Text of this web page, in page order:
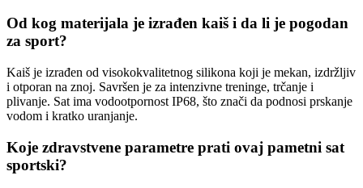
Od kog materijala je izrađen kaiš i da li je pogodan
za sport?
Kaiš je izrađen od visokokvalitetnog silikona koji je mekan, izdržljiv
i otporan na znoj. Savršen je za intenzivne treninge, trčanje i
plivanje. Sat ima vodootpornost IP68, što znači da podnosi prskanje
vodom i kratko uranjanje.
Koje zdravstvene parametre prati ovaj pametni sat
sportski?